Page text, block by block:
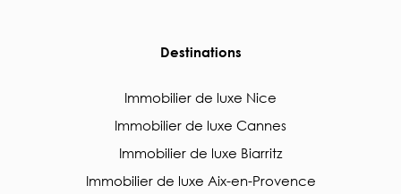
Destinations
Immobilier de luxe Nice
Immobilier de luxe Cannes
Immobilier de luxe Biarritz
Immobilier de luxe Aix-en-Provence